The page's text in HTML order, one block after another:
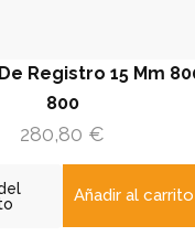
15 Mm 800 X
€
al carrito